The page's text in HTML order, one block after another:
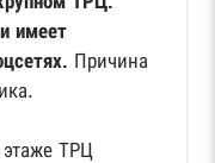
имеет
Причина
ТРЦ